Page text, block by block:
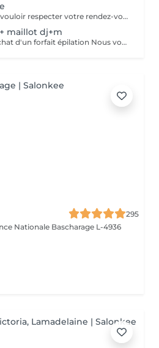
Nous vous prions de bien vouloir respecter votre rendez-vous. En prenant rendez-vous, vous occupez une place, dont une autre personne aurait éventuellement besoin. Tout rendez-vous non annulé 24h en avance, est susceptible d'être facturé. (Si vous ne pouvez pas vous présenter à votre RDV, proposez-le éventuellement à un proche ou à un ami) Toute l'équipe de Aromas Institut vous remercie pour votre respect et votre compréhension.
maillot dj+m
+ 10 pour les aisselles à l'achat d'un forfait épilation Nous vous prions de bien vouloir respecter votre rendez-vous. En prenant rendez-vous, vous occupez une place, dont une autre personne aurait éventuellement besoin. Tout rendez-vous non annulé 24h en avance, est susceptible d'être facturé. (Si vous ne pouvez pas vous présenter à votre RDV, proposez-le éventuellement à un proche ou à un ami) Toute l'équipe de Aromas Institut vous remercie pour votre respect et votre compréhension.
295
Nationale Bascharage L-4936